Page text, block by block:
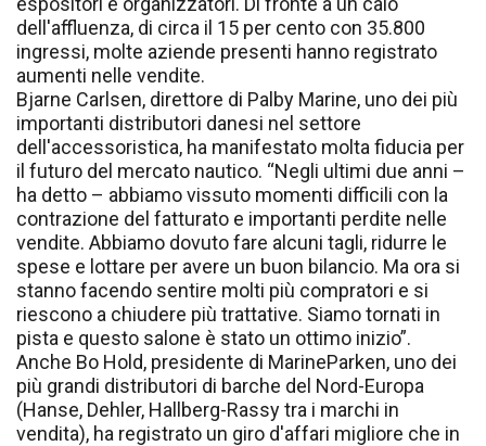
dell'affluenza, di circa il 15 per cento con 35.800
ingressi, molte aziende presenti hanno registrato
aumenti nelle vendite.
Bjarne Carlsen, direttore di Palby Marine, uno dei più
importanti distributori danesi nel settore
dell'accessoristica, ha manifestato molta fiducia per
il futuro del mercato nautico. “Negli ultimi due anni –
ha detto – abbiamo vissuto momenti difficili con la
contrazione del fatturato e importanti perdite nelle
vendite. Abbiamo dovuto fare alcuni tagli, ridurre le
spese e lottare per avere un buon bilancio. Ma ora si
stanno facendo sentire molti più compratori e si
riescono a chiudere più trattative. Siamo tornati in
pista e questo salone è stato un ottimo inizio”.
Anche Bo Hold, presidente di MarineParken, uno dei
più grandi distributori di barche del Nord-Europa
(Hanse, Dehler, Hallberg-Rassy tra i marchi in
vendita), ha registrato un giro d'affari migliore che in